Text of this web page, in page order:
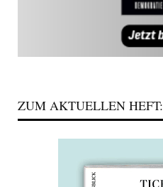
ZUM AKTUELLEN HEFT: